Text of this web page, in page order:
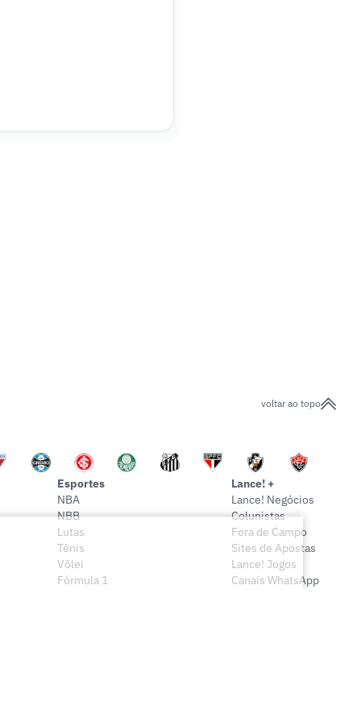
voltar ao topo
Esportes
NBA
NBB
Lutas
Tênis
Vôlei
Fórmula 1
Lance! +
Lance! Negócios
Colunistas
Fora de Campo
Sites de Apostas
Lance! Jogos
Canais WhatsApp